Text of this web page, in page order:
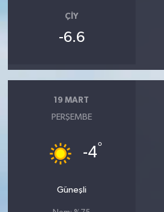
ÇIY
-6.6
19 MART
PERŞEMBE
-4°
Güneşli